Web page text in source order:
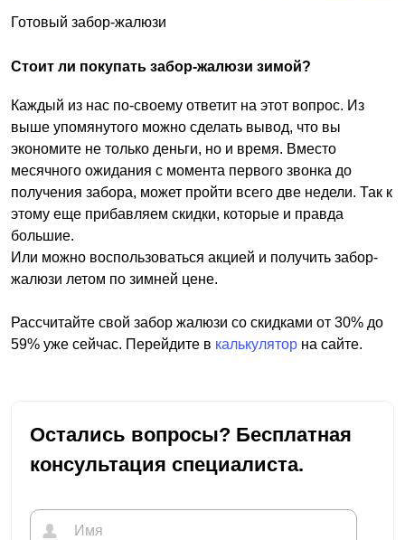
Готовый забор-жалюзи
Стоит ли покупать забор-жалюзи зимой?
Каждый из нас по-своему ответит на этот вопрос. Из
выше упомянутого можно сделать вывод, что вы
экономите не только деньги, но и время. Вместо
месячного ожидания с момента первого звонка до
получения забора, может пройти всего две недели. Так к
этому еще прибавляем скидки, которые и правда
большие.
Или можно воспользоваться акцией и получить забор-
жалюзи летом по зимней цене.
Рассчитайте свой забор жалюзи со скидками от 30% до
59% уже сейчас. Перейдите в калькулятор на сайте.
Остались вопросы? Бесплатная
консультация специалиста.